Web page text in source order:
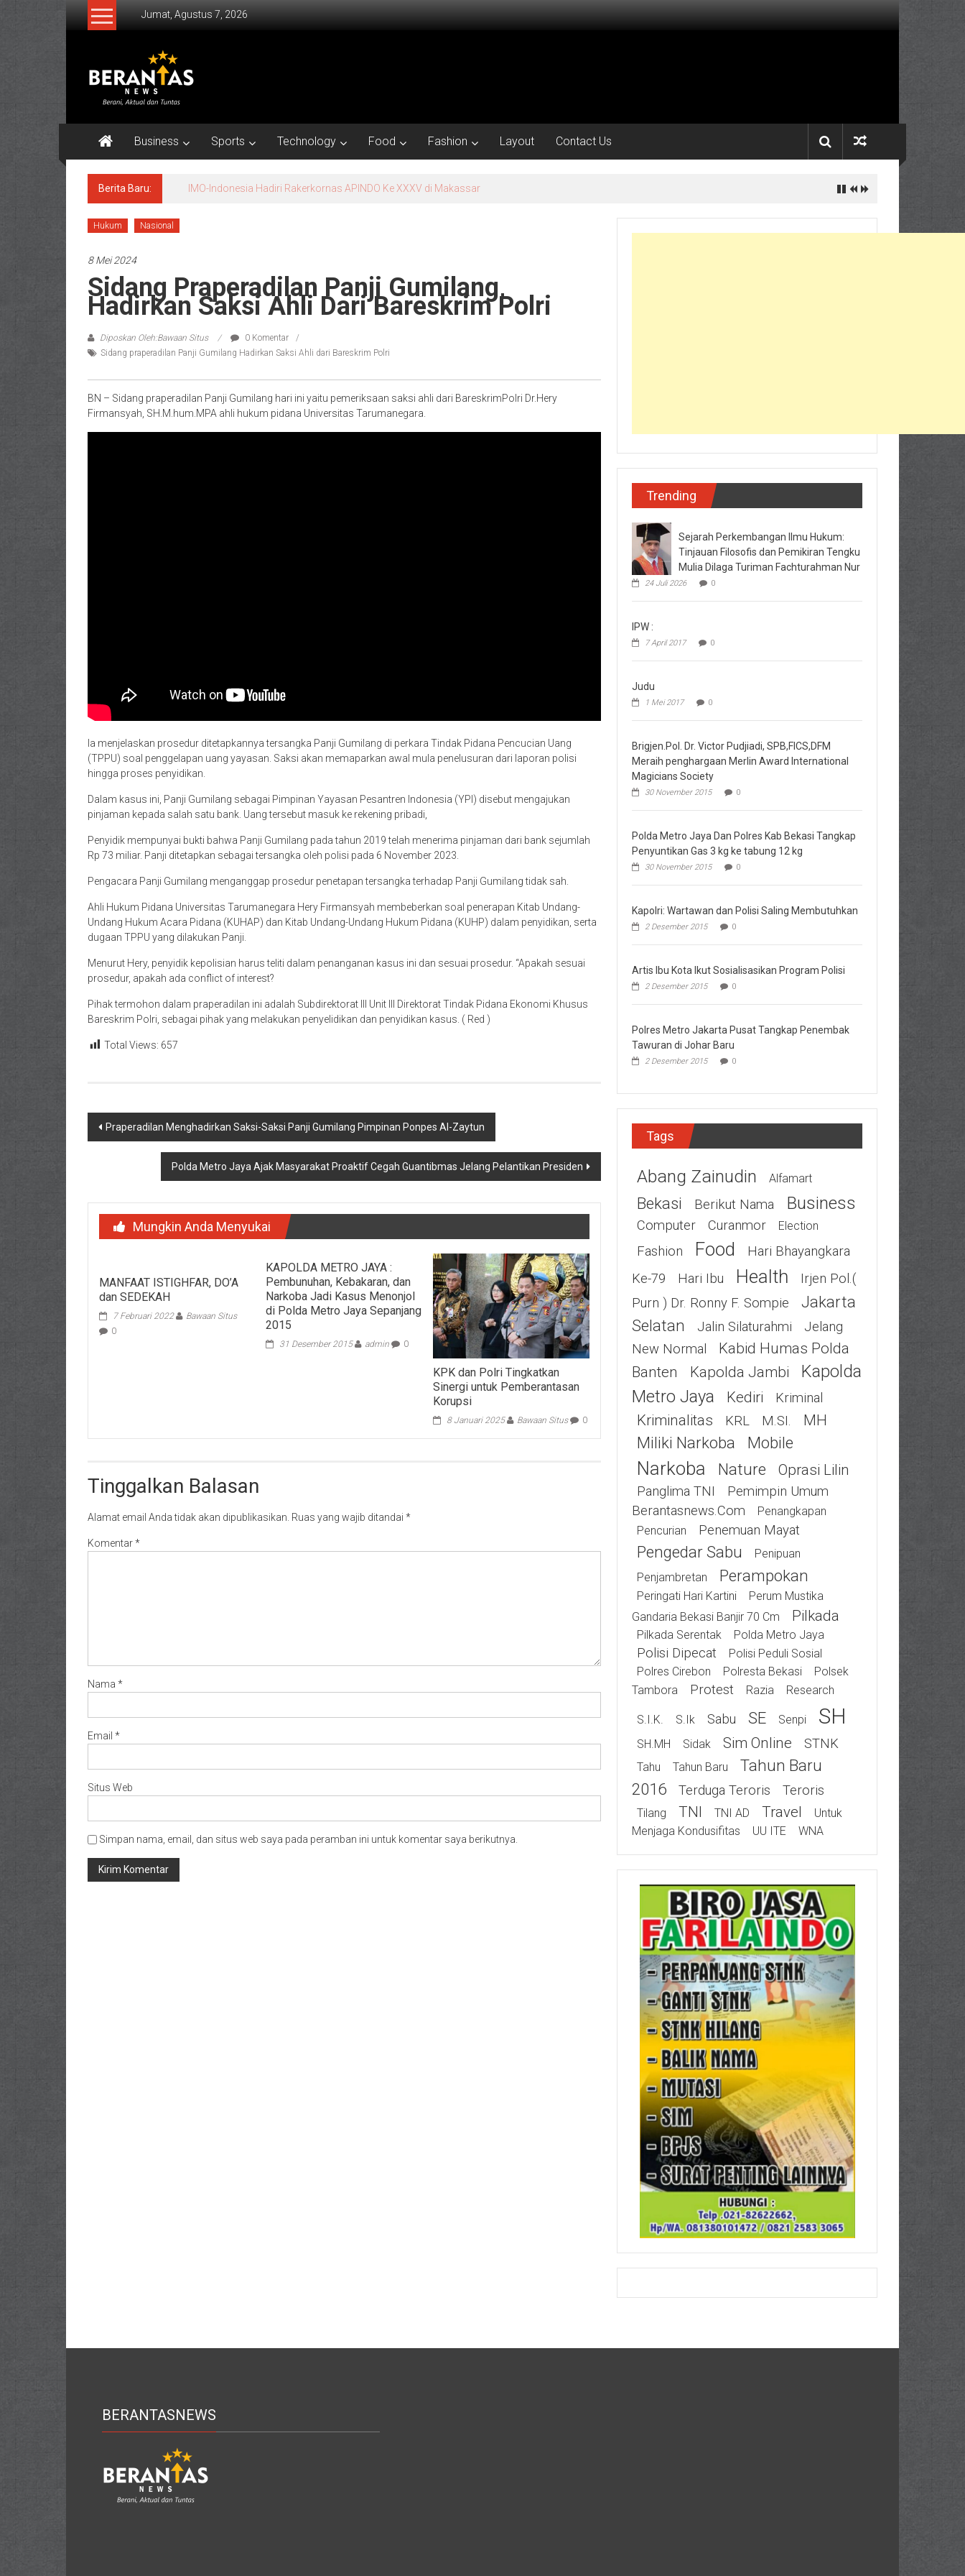
Lompat
Jumat, Agustus 7, 2026
BERANTAS
NEWS
Tuntas.
Business Sports Technology Food Fashion Layout Contact Us
Berita Baru: Sejarah Perkembangan Ilmu Hukum: Tinjauan Filosofis dan Pemikiran Tengku Mulia Dilaga Turiman Fachturahman Nur
Hukum Nasional
8 Mei 2024
Sidang Praperadilan Panji Gumilang,
Hadirkan Saksi Ahli Dari Bareskrim Polri
Diposkan Oleh:Bawaan Situs
0 Komentar
Sidang praperadilan Panji Gumilang Hadirkan Saksi Ahli dari Bareskrim Polri
BN – Sidang praperadilan Panji Gumilang hari ini yaitu pemeriksaan saksi ahli dari BareskrimPolri Dr.Hery
Firmansyah, SH.M.hum.MPA ahli hukum pidana Universitas Tarumanegara.
Ia menjelaskan prosedur ditetapkannya tersangka Panji Gumilang di perkara Tindak Pidana Pencucian Uang
(TPPU) soal penggelapan uang yayasan. Saksi akan memaparkan awal mula penelusuran dari laporan polisi
hingga proses penyidikan.
Dalam kasus ini, Panji Gumilang sebagai Pimpinan Yayasan Pesantren Indonesia (YPI) disebut mengajukan
pinjaman kepada salah satu bank. Uang tersebut masuk ke rekening pribadi,
Penyidik mempunyai bukti bahwa Panji Gumilang pada tahun 2019 telah menerima pinjaman dari bank sejumlah
Rp 73 miliar. Panji ditetapkan sebagai tersangka oleh polisi pada 6 November 2023.
Pengacara Panji Gumilang menganggap prosedur penetapan tersangka terhadap Panji Gumilang tidak sah.
Ahli Hukum Pidana Universitas Tarumanegara Hery Firmansyah membeberkan soal penerapan Kitab Undang-
Undang Hukum Acara Pidana (KUHAP) dan Kitab Undang-Undang Hukum Pidana (KUHP) dalam penyidikan, serta
dugaan TPPU yang dilakukan Panji.
Menurut Hery, penyidik kepolisian harus teliti dalam penanganan kasus ini dan sesuai prosedur. “Apakah sesuai
prosedur, apakah ada conflict of interest?
Pihak termohon dalam praperadilan ini adalah Subdirektorat III Unit III Direktorat Tindak Pidana Ekonomi Khusus
Bareskrim Polri, sebagai pihak yang melakukan penyelidikan dan penyidikan kasus. ( Red )
Total Views: 657
Navigasi
Praperadilan Menghadirkan Saksi-Saksi Panji Gumilang Pimpinan Ponpes Al-Zaytun
Polda Metro Jaya Ajak Masyarakat Proaktif Cegah Guantibmas Jelang Pelantikan Presiden
Mungkin Anda Menyukai
MANFAAT ISTIGHFAR, DO’A
dan SEDEKAH
7 Februari 2022
Bawaan Situs
0
KAPOLDA METRO JAYA :
Pembunuhan, Kebakaran, dan
Narkoba Jadi Kasus Menonjol
di Polda Metro Jaya Sepanjang
2015
31 Desember 2015 admin 0
KPK dan Polri Tingkatkan
Sinergi untuk Pemberantasan
Korupsi
8 Januari 2025 Bawaan Situs 0
Tinggalkan Balasan
Alamat email Anda tidak akan dipublikasikan. Ruas yang wajib ditandai *
Komentar*
Nama *
Email *
Situs Web
Simpan nama, email, dan situs web saya pada peramban ini untuk komentar saya berikutnya.
Trending
Sejarah Perkembangan Ilmu Hukum:
Tinjauan Filosofis dan Pemikiran Tengku
Mulia Dilaga Turiman Fachturahman Nur
24 Juli 2026 0
IPW :
7 April 2017 0
Judu
1 Mei 2017 0
Brigjen.Pol. Dr. Victor Pudjiadi, SPB,FICS,DFM
Meraih penghargaan Merlin Award International
Magicians Society
30 November 2015 0
Polda Metro Jaya Dan Polres Kab Bekasi Tangkap
Penyuntikan Gas 3 kg ke tabung 12 kg
30 November 2015 0
Kapolri: Wartawan dan Polisi Saling Membutuhkan
2 Desember 2015 0
Artis Ibu Kota Ikut Sosialisasikan Program Polisi
2 Desember 2015 0
Polres Metro Jakarta Pusat Tangkap Penembak
Tawuran di Johar Baru
2 Desember 2015 0
Tags
Abang Zainudin Alfamart
Bekasi Berikut Nama Business
Computer Curanmor Election
Fashion Food
Hari Bhayangkara
Ke-79
Hari Ibu Health
Irjen Pol.(
Purn ) Dr. Ronny F. Sompie
Jakarta
Selatan
Jalin Silaturahmi
Jelang
New Normal
Kabid Humas Polda
Banten
Kapolda Jambi
Kapolda
Metro Jaya
Kediri Kriminal
Kriminalitas KRL M.SI. MH
Miliki Narkoba Mobile
Narkoba Nature Oprasi Lilin
Panglima TNI
Pemimpin Umum
Berantasnews.com
Penangkapan
Pencurian
Penemuan Mayat
Pengedar Sabu
Penipuan
Penjambretan
Perampokan
Peringati Hari Kartini
Perum Mustika
Gandaria Bekasi Banjir 70 Cm
Pilkada
Pilkada Serentak Polda Metro Jaya
Polisi Dipecat
Polisi Peduli Sosial
Polres Cirebon
Polresta Bekasi
Polsek
Tambora
Protest Razia Research
S.I.K. S.Ik Sabu SE Senpi SH
SH.MH Sidak Sim Online STNK
Tahu Tahun Baru
Tahun Baru
2016
Terduga Teroris Teroris
Tilang TNI TNI AD Travel
Untuk
Menjaga Kondusifitas
UU ITE WNA
BERANTASNEWS